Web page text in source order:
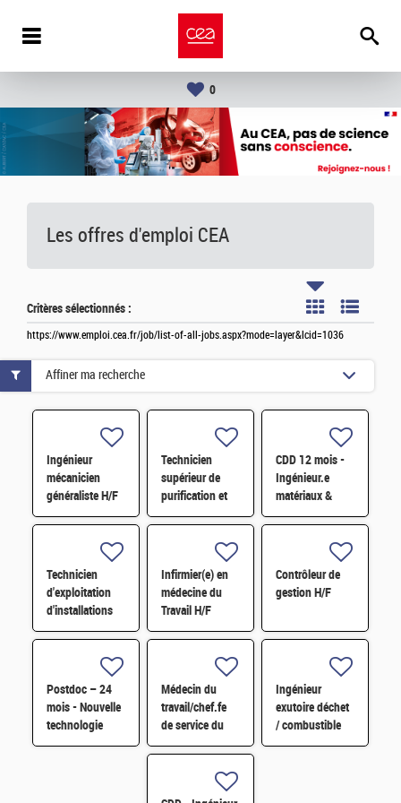
0
Les offres d'emploi CEA
Critères sélectionnés :
https://www.emploi.cea.fr/job/list-of-all-jobs.aspx?mode=layer&lcid=1036
Ingénieur
mécanicien
généraliste H/F
Technicien
supérieur de
purification et
fabrication en
CDD 12 mois -
Ingénieur.e
matériaux &
soudage H/F
Technicien
d'exploitation
d'installations
H/F
Infirmier(e) en
médecine du
Travail H/F
Contrôleur de
gestion H/F
Postdoc – 24
mois - Nouvelle
technologie
d'imagerie
Médecin du
travail/chef.fe
de service du
SPST H/F
Ingénieur
exutoire déchet
/ combustible
H/F
Affiner ma recherche